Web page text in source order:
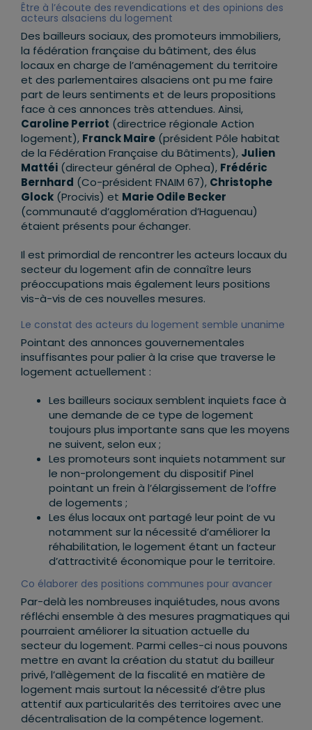
Être à l’écoute des revendications et des opinions des
acteurs alsaciens du logement
Des bailleurs sociaux, des promoteurs immobiliers,
la fédération française du bâtiment, des élus
locaux en charge de l’aménagement du territoire
et des parlementaires alsaciens ont pu me faire
part de leurs sentiments et de leurs propositions
face à ces annonces très attendues. Ainsi,
Caroline Perriot (directrice régionale Action
logement), Franck Maire (président Pôle habitat
de la Fédération Française du Bâtiments), Julien
Mattéi (directeur général de Ophea), Frédéric
Bernhard (Co-président FNAIM 67), Christophe
Glock (Procivis) et Marie Odile Becker
(communauté d’agglomération d’Haguenau)
étaient présents pour échanger.
Il est primordial de rencontrer les acteurs locaux du
secteur du logement afin de connaître leurs
préoccupations mais également leurs positions
vis-à-vis de ces nouvelles mesures.
Le constat des acteurs du logement semble unanime
Pointant des annonces gouvernementales
insuffisantes pour palier à la crise que traverse le
logement actuellement :
Les bailleurs sociaux semblent inquiets face à
une demande de ce type de logement
toujours plus importante sans que les moyens
ne suivent, selon eux ;
Les promoteurs sont inquiets notamment sur
le non-prolongement du dispositif Pinel
pointant un frein à l’élargissement de l’offre
de logements ;
Les élus locaux ont partagé leur point de vu
notamment sur la nécessité d’améliorer la
réhabilitation, le logement étant un facteur
d’attractivité économique pour le territoire.
Co élaborer des positions communes pour avancer
Par-delà les nombreuses inquiétudes, nous avons
réfléchi ensemble à des mesures pragmatiques qui
pourraient améliorer la situation actuelle du
secteur du logement. Parmi celles-ci nous pouvons
mettre en avant la création du statut du bailleur
privé, l’allègement de la fiscalité en matière de
logement mais surtout la nécessité d’être plus
attentif aux particularités des territoires avec une
décentralisation de la compétence logement.